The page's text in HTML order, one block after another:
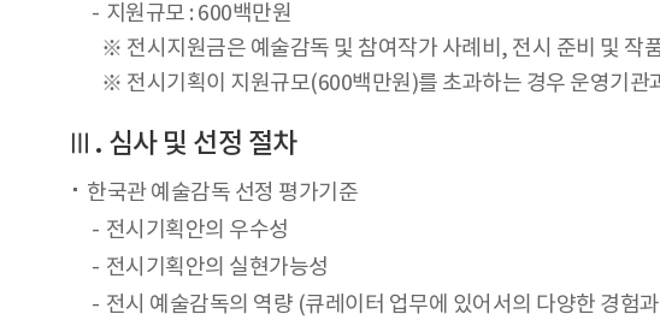
지원규모 : 600백만원
※ 전시지원금은 예술감독 및 참여작가 사례비, 전시 준비 및
※ 전시기획이 지원규모(600백만원)를 초과하는 경우 운영기관
Ⅲ. 심사 및 선정 절차
한국관 예술감독 선정 평가기준
전시기획안의 우수성
전시기획안의 실현가능성
전시 예술감독의 역량 (큐레이터 업무에 있어서의 다양한 경험